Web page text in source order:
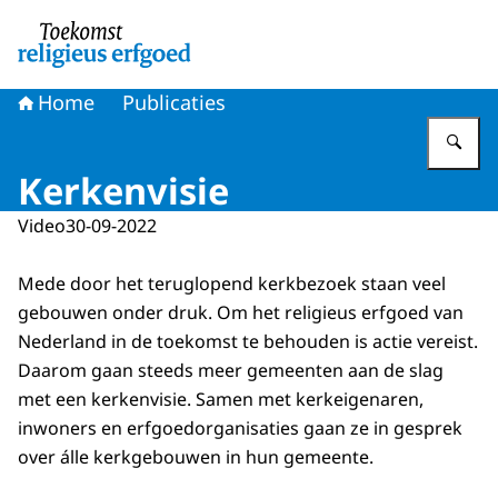
Home Publicaties
Kerkenvisie
Video30-09-2022
Mede door het teruglopend kerkbezoek staan veel
gebouwen onder druk. Om het religieus erfgoed van
Nederland in de toekomst te behouden is actie vereist.
Daarom gaan steeds meer gemeenten aan de slag
met een kerkenvisie. Samen met kerkeigenaren,
inwoners en erfgoedorganisaties gaan ze in gesprek
over álle kerkgebouwen in hun gemeente.